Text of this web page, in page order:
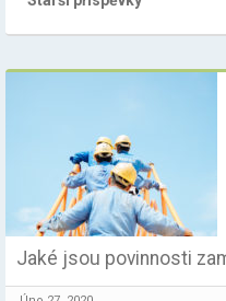
Jaké jsou povinnosti